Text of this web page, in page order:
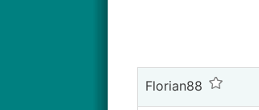
Florian88